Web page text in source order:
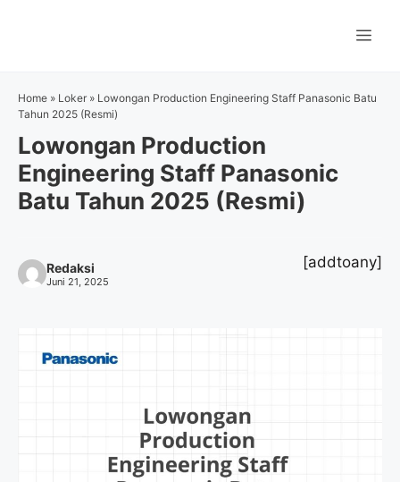
Home » Loker » Lowongan Production Engineering Staff Panasonic Batu
Tahun 2025 (Resmi)
Lowongan Production
Engineering Staff Panasonic
Batu Tahun 2025 (Resmi)
Redaksi
Juni 21, 2025
[addtoany]